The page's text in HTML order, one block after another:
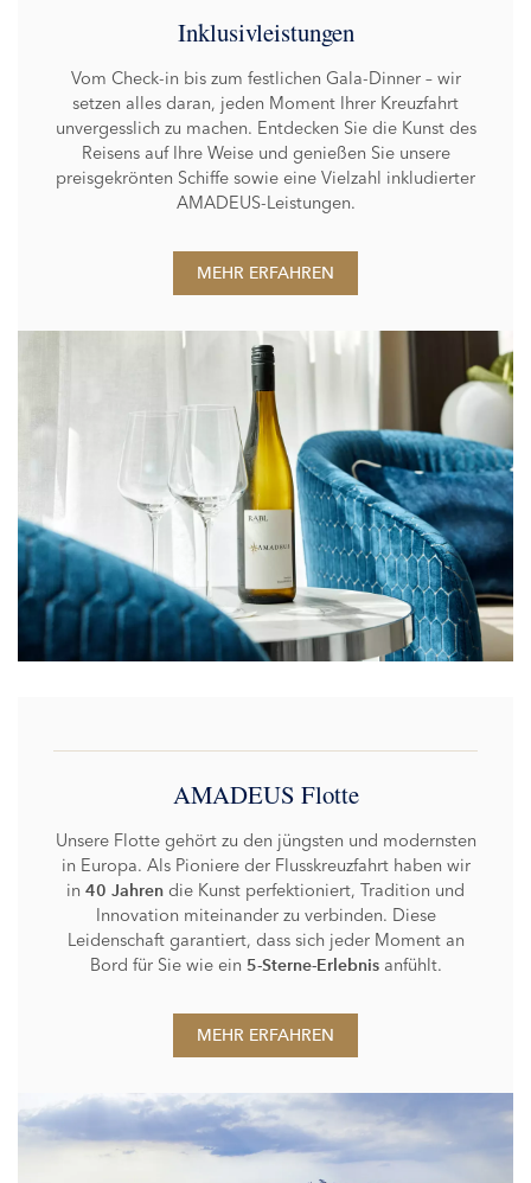
Inklusivleistungen
Vom Check-in bis zum festlichen Gala-Dinner – wir
setzen alles daran, jeden Moment Ihrer Kreuzfahrt
unvergesslich zu machen. Entdecken Sie die Kunst des
Reisens auf Ihre Weise und genießen Sie unsere
preisgekrönten Schiffe sowie eine Vielzahl inkludierter
AMADEUS-Leistungen.
MEHR ERFAHREN
AMADEUS Flotte
Unsere Flotte gehört zu den jüngsten und modernsten
in Europa. Als Pioniere der Flusskreuzfahrt haben wir
in 40 Jahren die Kunst perfektioniert, Tradition und
Innovation miteinander zu verbinden. Diese
Leidenschaft garantiert, dass sich jeder Moment an
Bord für Sie wie ein 5-Sterne-Erlebnisanfühlt.
MEHR ERFAHREN